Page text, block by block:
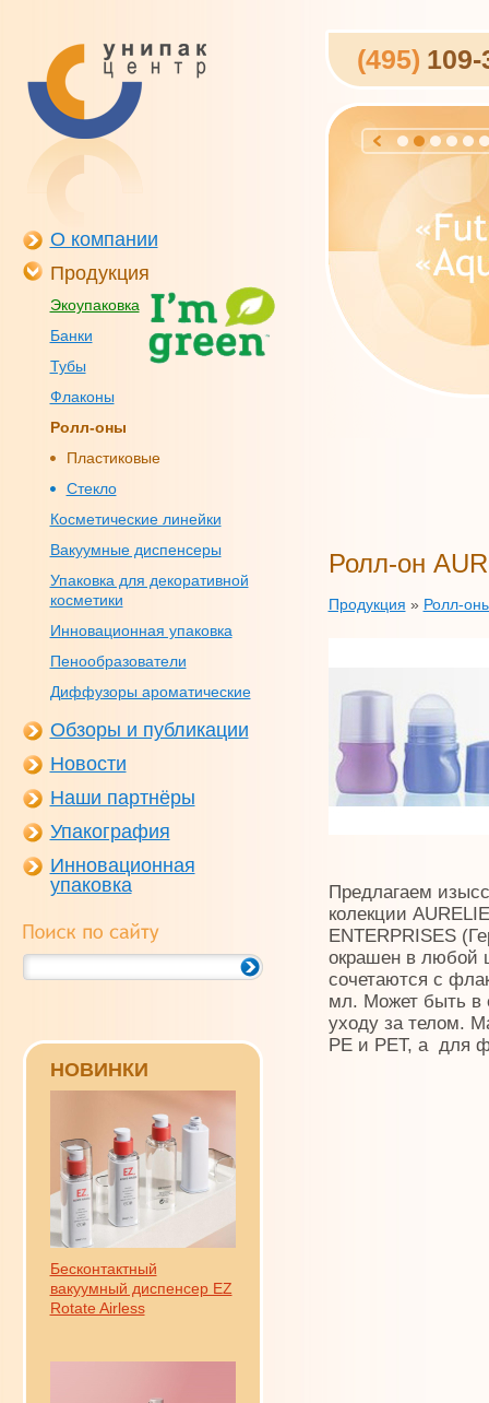
О компании
Продукция
Экоупаковка
Банки
Тубы
Флаконы
Ролл-оны
Пластиковые
Стекло
Косметические линейки
Вакуумные диспенсеры
Упаковка для декоративной
косметики
Инновационная упаковка
Пенообразователи
Диффузоры ароматические
Обзоры и публикации
Новости
Наши партнёры
Упакография
Инновационная
упаковка
НОВИНКИ
Бесконтактный
вакуумный диспенсер EZ
Rotate Airless
(495) 109-
Ролл-он
Продукция » Ролл-
Предлагаем
колекции
ENTERPRISES
окрашен в любой
сочетаются с
мл. Может быть в
уходу за телом.
PE и PET, а для